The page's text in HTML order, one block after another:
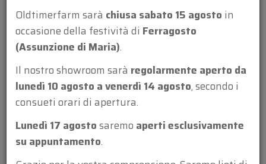
Allegato:
Oldtimerfarm sarà chiusa sabato 15 agosto in
occasione della festività di Ferragosto
(Assunzione di Maria).
Il nostro showroom sarà regolarmente aperto da
lunedì 10 agosto a venerdì 14 agosto, secondo i
consueti orari di apertura.
Lunedì 17 agostosaremo aperti esclusivamente
su appuntamento.